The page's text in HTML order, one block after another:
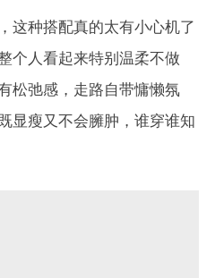
，这种搭配真的太有小心机了
个人看起来特别温柔不做
松弛感，走路自带慵懒氛
显瘦又不会臃肿，谁穿谁知